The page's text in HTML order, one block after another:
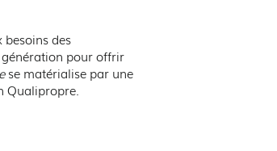
des
génération pour offrir
se matérialise par une
Qualipropre.